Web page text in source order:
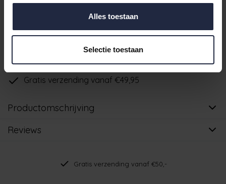
Alles toestaan
Selectie toestaan
Ruim aanbod badtextiel
Verzending binnen 24 uur indien voorradig
Gratis verzending vanaf €49,95
Productomschrijving
Reviews
Gratis verzending vanaf €50,-